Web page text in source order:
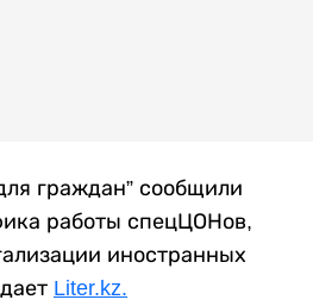
граждан” сообщили
работы спецЦОНов,
иностранных
Liter.kz.